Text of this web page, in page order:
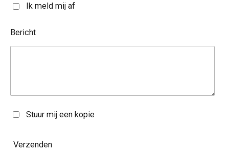
Ik meld mij af
Bericht
Stuur mij een kopie
Verzenden